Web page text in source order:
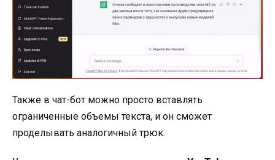
Также в чат-бот можно просто вставлять
ограниченные объемы текста, и он сможет
проделывать аналогичный трюк.